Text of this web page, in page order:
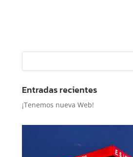
Entradas recientes
¡Tenemos nueva Web!